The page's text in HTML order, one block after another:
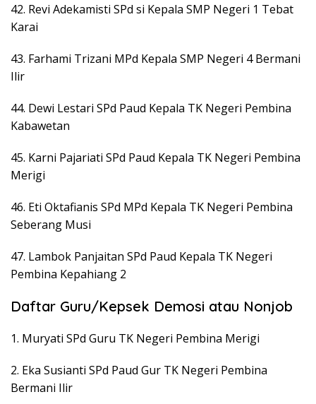
42. Revi Adekamisti SPd si Kepala SMP Negeri 1 Tebat
Karai
43. Farhami Trizani MPd Kepala SMP Negeri 4 Bermani
Ilir
44. Dewi Lestari SPd Paud Kepala TK Negeri Pembina
Kabawetan
45. Karni Pajariati SPd Paud Kepala TK Negeri Pembina
Merigi
46. Eti Oktafianis SPd MPd Kepala TK Negeri Pembina
Seberang Musi
47. Lambok Panjaitan SPd Paud Kepala TK Negeri
Pembina Kepahiang 2
Daftar Guru/Kepsek Demosi atau Nonjob
1. Muryati SPd Guru TK Negeri Pembina Merigi
2. Eka Susianti SPd Paud Gur TK Negeri Pembina
Bermani Ilir